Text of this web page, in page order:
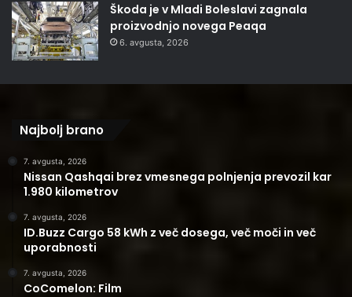
Škoda je v Mladi Boleslavi zagnala
proizvodnjo novega Peaqa
6. avgusta, 2026
Najbolj brano
7. avgusta, 2026
Nissan Qashqai brez vmesnega polnjenja prevozil kar
1.980 kilometrov
7. avgusta, 2026
ID.Buzz Cargo 58 kWh z več dosega, več moči in več
uporabnosti
7. avgusta, 2026
CoComelon: Film